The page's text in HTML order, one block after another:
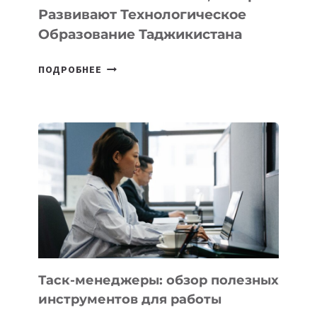
Развивают Технологическое
Образование Таджикистана
ПОДРОБНЕЕ
КОТОРЫЕ
РАЗВИВАЮТ
ТЕХНОЛОГИЧЕСКОЕ
ОБРАЗОВАНИЕ
ТАДЖИКИСТАНА
Таск-менеджеры: обзор полезных
инструментов для работы